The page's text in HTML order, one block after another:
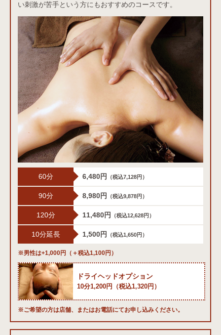
い刺激が苦手という方にもおすすめのコースです。
60分 6,480円 （税込7,128円）
90分 8,980円 （税込9,878円）
120分 11,480円 （税込12,628円）
10分延長 1,500円 （税込1,650円）
※男性は+1,000円（＋税込1,100円）
ドライヘッドオプション
10分1,200円（税込1,320円）
※ご希望の方は店舗、またはお電話にてお申し込みください。